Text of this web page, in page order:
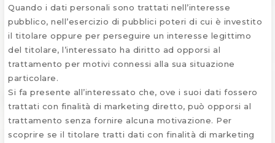
Quando i dati personali sono trattati nell’interesse
pubblico, nell’esercizio di pubblici poteri di cui è investito
il titolare oppure per perseguire un interesse legittimo
del titolare, l’interessato ha diritto ad opporsi al
trattamento per motivi connessi alla sua situazione
particolare.
Si fa presente all’interessato che, ove i suoi dati fossero
trattati con finalità di marketing diretto, può opporsi al
trattamento senza fornire alcuna motivazione. Per
scoprire se il titolare tratti dati con finalità di marketing